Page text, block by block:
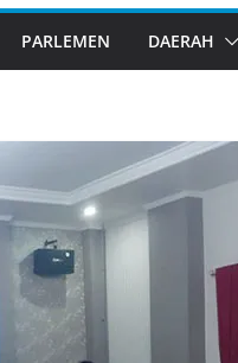
PARLEMEN DAERAH